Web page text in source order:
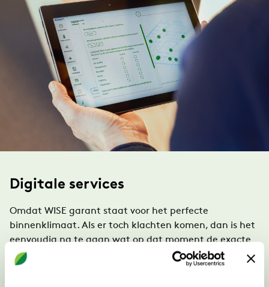
Digitale services
Omdat WISE garant staat voor het perfecte
binnenklimaat. Als er toch klachten komen, dan is het
eenvoudig na te gaan wat op dat moment de exacte
condities waren in de ruimte – en welke maatregelen
er eventueel nodig zijn. Met WISE hoeft de beheerder